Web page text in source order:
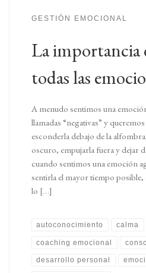
GESTIÓN EMOCIONAL
La importancia
todas las
A menudo sentimos una
llamadas “negativas” y
esconderla debajo de la
oscuro, empujarla fuera y dejar
cuando sentimos una emoción
sentirla el mayor tiempo posible,
lo […]
autoconocimiento calma
coaching emocional
desarrollo personal